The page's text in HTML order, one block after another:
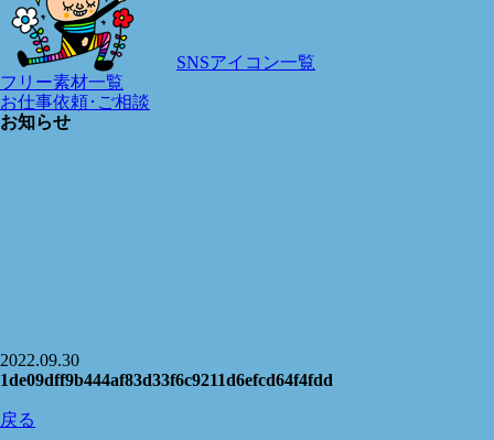
SNSアイコン一覧
フリー素材一覧
お仕事依頼･ご相談
お知らせ
2022.09.30
1de09dff9b444af83d33f6c9211d6efcd64f4fdd
戻る